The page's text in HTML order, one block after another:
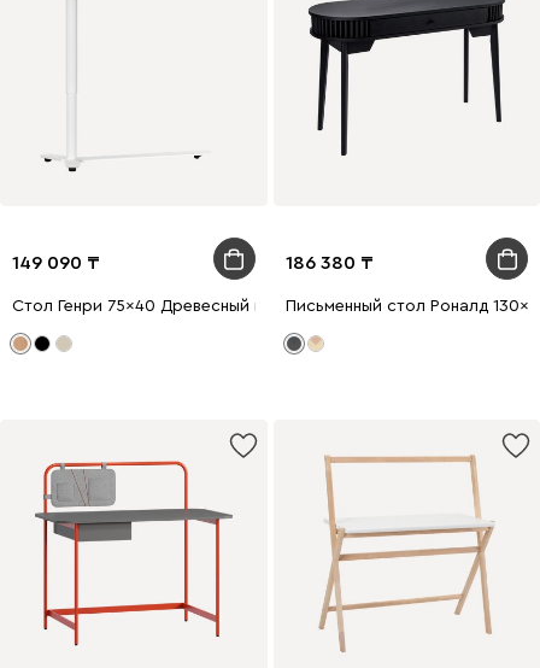
149 090
Стол Генри 75x40 Древесный натуральный/Белый
186 380
Письменный стол Роналд